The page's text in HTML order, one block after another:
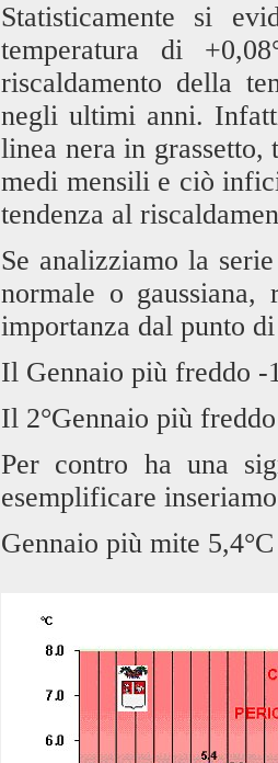
Statisticamente si
temperatura di +
riscaldamento della
negli ultimi anni.
linea nera in
medi mensili e ciò
tendenza al
Se analizziamo la
normale o
importanza dal punto
Il Gennaio più freddo -
Il 2°Gennaio più
Per contro ha una
esemplificare
Gennaio più mite 5,4°C